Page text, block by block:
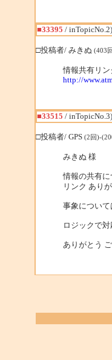
■33395 / inTopicNo.2)
□投稿者/ みきぬ (403
情報共有リン
http://
■33515 / inTopicNo.3)
□投稿者/ GPS (2回)-
みきぬ 様
情報の共有に
リンク あり
事象について
ロジックで対
ありがとう